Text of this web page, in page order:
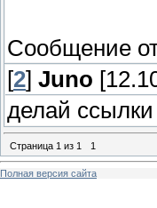
Сообщение
[2] Juno
делай
Страница 1 из 1 1
Полная версия сайта